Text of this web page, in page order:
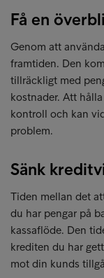
Få en
Genom att
framtiden. Den
tillräckligt med
kostnader. Att
kontroll och kan
problem.
Sänk
Tiden mellan det
du har pengar på
kassaflöde. Den
krediten du har
mot din kunds